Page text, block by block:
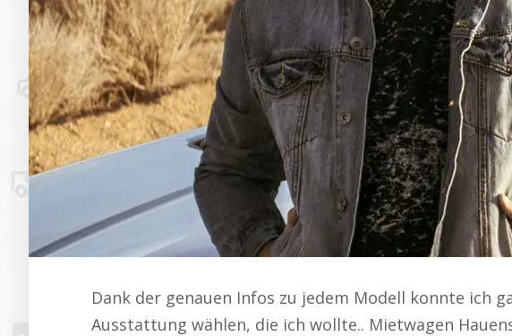
Dank der genauen Infos zu jedem Modell konnte ich
Ausstattung wählen, die ich wollte.. Mietwagen